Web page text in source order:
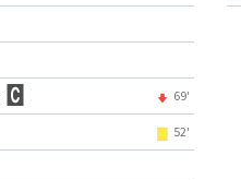
69'
52'